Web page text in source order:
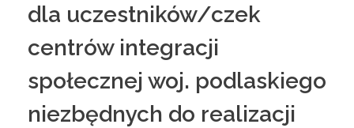
dla uczestników/czek
centrów integracji
społecznej woj. podlaskiego
niezbędnych do realizacji